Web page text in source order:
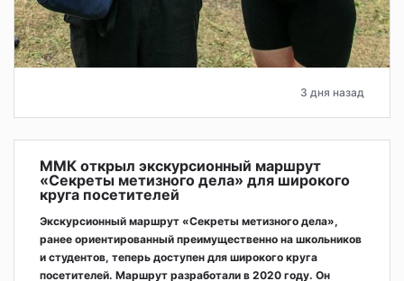
3 дня назад
ММК открыл экскурсионный маршрут
«Секреты метизного дела» для широкого
круга посетителей
Экскурсионный маршрут «Секреты метизного дела»,
ранее ориентированный преимущественно на школьников
и студентов, теперь доступен для широкого круга
посетителей. Маршрут разработали в 2020 году. Он